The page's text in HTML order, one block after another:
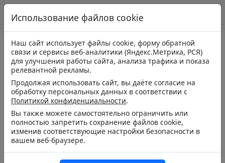
Использование файлов cookie
Наш сайт использует файлы cookie, форму обратной
связи и сервисы веб-аналитики (Яндекс.Метрика, РСЯ)
для улучшения работы сайта, анализа трафика и показа
релевантной рекламы.
Продолжая использовать сайт, вы даёте согласие на
обработку персональных данных в соответствии с
Политикой конфиденциальности.
Вы также можете самостоятельно ограничить или
полностью запретить сохранение файлов cookie,
изменив соответствующие настройки безопасности в
вашем веб-браузере.